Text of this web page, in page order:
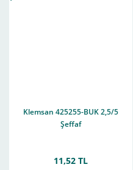
Klemsan 425255-BUK 2,5/5
Şeffaf
11,52 TL